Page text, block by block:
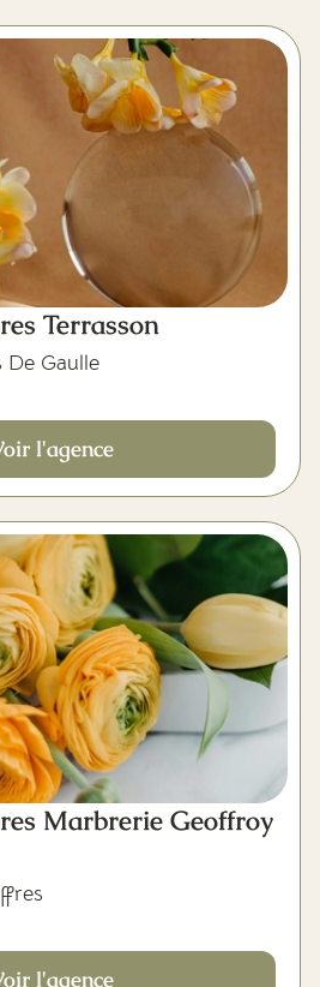
Terrasson
De Gaulle
l'agence
Marbrerie Geoffroy
l'agence